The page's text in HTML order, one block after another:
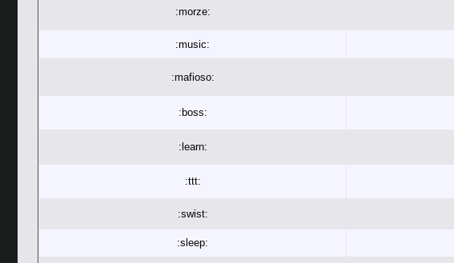
:morze:
:music:
:mafioso:
:boss:
:learn:
:ttt:
:swist:
:sleep: